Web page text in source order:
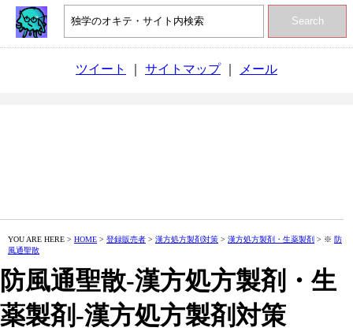
Search
ツイート サイトマップ｜ メール
YOU ARE HERE > HOME > 登録販売者 > 漢方処方製剤対策 > 漢方処方製剤・生薬製剤 > ※ 防
風通聖散
防風通聖散‐漢方処方製剤・生
薬製剤‐漢方処方製剤対策